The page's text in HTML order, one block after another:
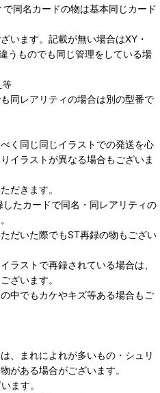
同名カードの物は基本同じカード
います。記載が無い場合はXY・
うものでも同じ管理をしている場
等
同レアリティの場合は別の型番で
く同じ同じイラストでの発送を心
イラストが異なる場合もございま
だきます。
たカードで同名・同レアリティの
だいた際でもST再録の物もござい
ラストで再録されている場合は、
ざいます。
中でもカケやキズ等ある場合もご
、まれによれが多いもの・シュリ
がある場合がございます。
ます。